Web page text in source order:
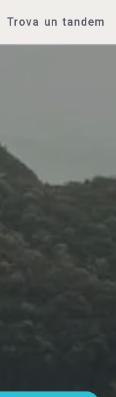
Trova un tandem